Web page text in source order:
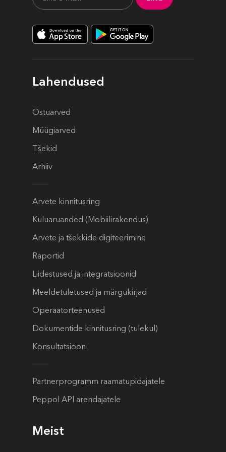
Lahendused
Ostuarved
Müügiarved
Tšekid
Arhiiv
Arvete kinnitusring
Kuluaruanded (Mobiilirakendus)
Arvete ja tšekkide digiteerimine
Raportid
Liidestused ja integratsioonid
Meeldetuletused ja märgukirjad
Operaatorteenused
Dokumentide kinnitusring (tulekul)
Konsultatsioon
Partnerprogramm raamatupidajatele
Peppol API arendajatele
Meist